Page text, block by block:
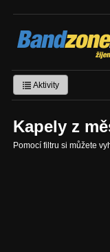
Bandzone.cz
žijeme hudbou
Aktivity
Kapely z
Pomocí filtru si můžete